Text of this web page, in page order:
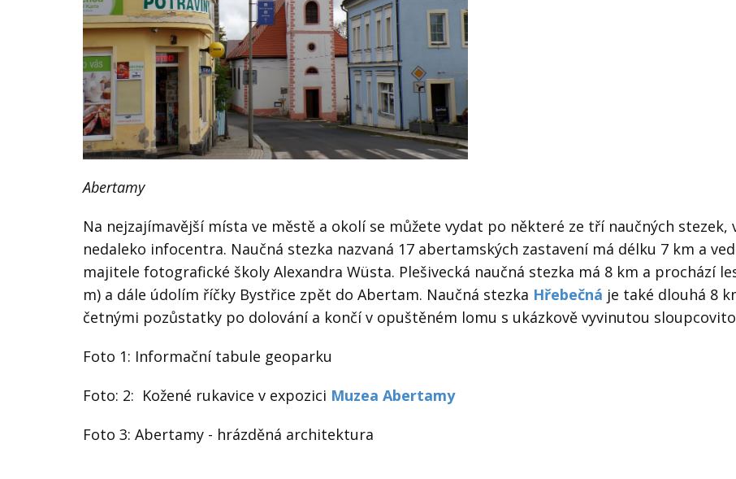
Abertamy
Na nejzajímavější místa ve městě a okolí se můžete vydat po některé ze tří naučných stezek,
nedaleko infocentra. Naučná stezka nazvaná 17 abertamských zastavení má délku 7 km a
majitele fotografické školy Alexandra Wüsta. Plešivecká naučná stezka má 8 km a prochází
m) a dále údolím říčky Bystřice zpět do Abertam. Naučná stezka Hřebečná je také dlouhá 8
četnými pozůstatky po dolování a končí v opuštěném lomu s ukázkově vyvinutou
Foto 1: Informační tabule geoparku
Foto: 2: Kožené rukavice v expozici Muzea Abertamy
Foto 3: Abertamy - hrázděná architektura